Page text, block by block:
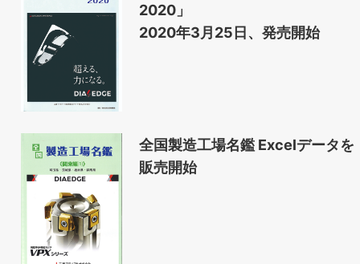
2020」
2020年3月25日、発売開始
全国製造工場名鑑 Excelデータを
販売開始